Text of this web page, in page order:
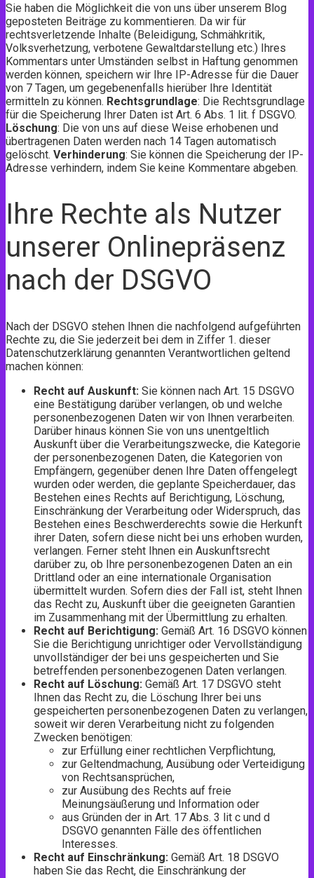
Sie haben die Möglichkeit die von uns über unserem Blog
geposteten Beiträge zu kommentieren. Da wir für
rechtsverletzende Inhalte (Beleidigung, Schmähkritik,
Volksverhetzung, verbotene Gewaltdarstellung etc.) Ihres
Kommentars unter Umständen selbst in Haftung genommen
werden können, speichern wir Ihre IP-Adresse für die Dauer
von 7 Tagen, um gegebenenfalls hierüber Ihre Identität
ermitteln zu können. Rechtsgrundlage: Die Rechtsgrundlage
für die Speicherung Ihrer Daten ist Art. 6 Abs. 1 lit. f DSGVO.
Löschung: Die von uns auf diese Weise erhobenen und
übertragenen Daten werden nach 14 Tagen automatisch
gelöscht. Verhinderung: Sie können die Speicherung der IP-
Adresse verhindern, indem Sie keine Kommentare abgeben.
Ihre Rechte als Nutzer
unserer Onlinepräsenz
nach der DSGVO
Nach der DSGVO stehen Ihnen die nachfolgend aufgeführten
Rechte zu, die Sie jederzeit bei dem in Ziffer 1. dieser
Datenschutzerklärung genannten Verantwortlichen geltend
machen können:
Recht auf Auskunft: Sie können nach Art. 15 DSGVO
eine Bestätigung darüber verlangen, ob und welche
personenbezogenen Daten wir von Ihnen verarbeiten.
Darüber hinaus können Sie von uns unentgeltlich
Auskunft über die Verarbeitungszwecke, die Kategorie
der personenbezogenen Daten, die Kategorien von
Empfängern, gegenüber denen Ihre Daten offengelegt
wurden oder werden, die geplante Speicherdauer, das
Bestehen eines Rechts auf Berichtigung, Löschung,
Einschränkung der Verarbeitung oder Widerspruch, das
Bestehen eines Beschwerderechts sowie die Herkunft
ihrer Daten, sofern diese nicht bei uns erhoben wurden,
verlangen. Ferner steht Ihnen ein Auskunftsrecht
darüber zu, ob Ihre personenbezogenen Daten an ein
Drittland oder an eine internationale Organisation
übermittelt wurden. Sofern dies der Fall ist, steht Ihnen
das Recht zu, Auskunft über die geeigneten Garantien
im Zusammenhang mit der Übermittlung zu erhalten.
Recht auf Berichtigung: Gemäß Art. 16 DSGVO können
Sie die Berichtigung unrichtiger oder Vervollständigung
unvollständiger der bei uns gespeicherten und Sie
betreffenden personenbezogenen Daten verlangen.
Recht auf Löschung: Gemäß Art. 17 DSGVO steht
Ihnen das Recht zu, die Löschung Ihrer bei uns
gespeicherten personenbezogenen Daten zu verlangen,
soweit wir deren Verarbeitung nicht zu folgenden
Zwecken benötigen:
zur Erfüllung einer rechtlichen Verpflichtung,
zur Geltendmachung, Ausübung oder Verteidigung
von Rechtsansprüchen,
zur Ausübung des Rechts auf freie
Meinungsäußerung und Information oder
aus Gründen der in Art. 17 Abs. 3 lit c und d
DSGVO genannten Fälle des öffentlichen
Interesses.
Recht auf Einschränkung: Gemäß Art. 18 DSGVO
haben Sie das Recht, die Einschränkung der